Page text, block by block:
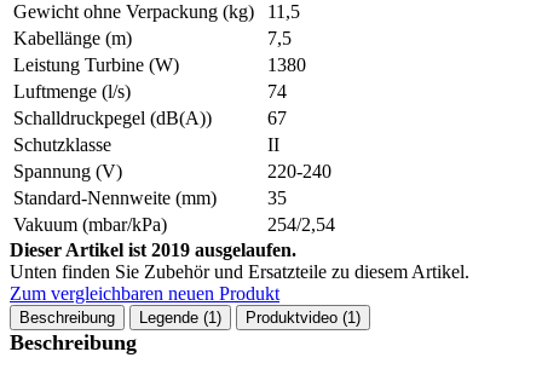
Gewicht ohne Verpackung (kg)
11,5
Kabellänge (m)
7,5
Leistung Turbine (W)
1380
Luftmenge (l/s)
74
Schalldruckpegel (dB(A))
67
Schutzklasse
II
Spannung (V)
220-240
Standard-Nennweite (mm)
35
Vakuum (mbar/kPa)
254/2,54
Dieser Artikel ist 2019 ausgelaufen.
Unten finden Sie Zubehör und Ersatzteile zu diesem Artikel.
Zum vergleichbaren neuen Produkt
Beschreibung Legende (1) Produktvideo (1)
Beschreibung